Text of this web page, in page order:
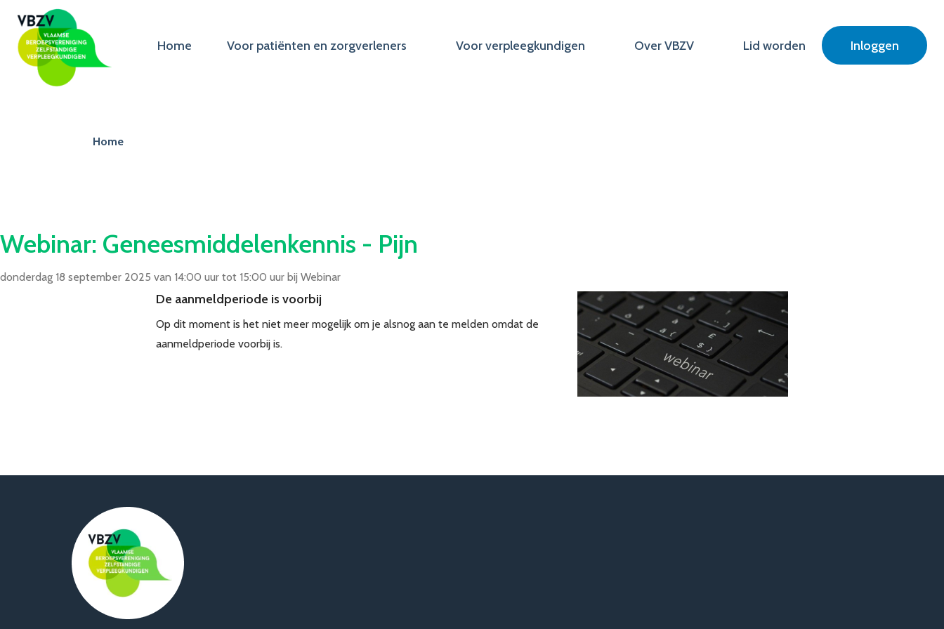
Home Voor patiënten en zorgverleners Voor verpleegkundigen Over VBZV Lid worden Inloggen
Home
Webinar: Geneesmiddelenkennis - Pijn
donderdag 18 september 2025 van 14:00 uur tot 15:00 uur bij Webinar
De aanmeldperiode is voorbij
Op dit moment is het niet meer mogelijk om je alsnog aan te melden omdat de
aanmeldperiode voorbij is.